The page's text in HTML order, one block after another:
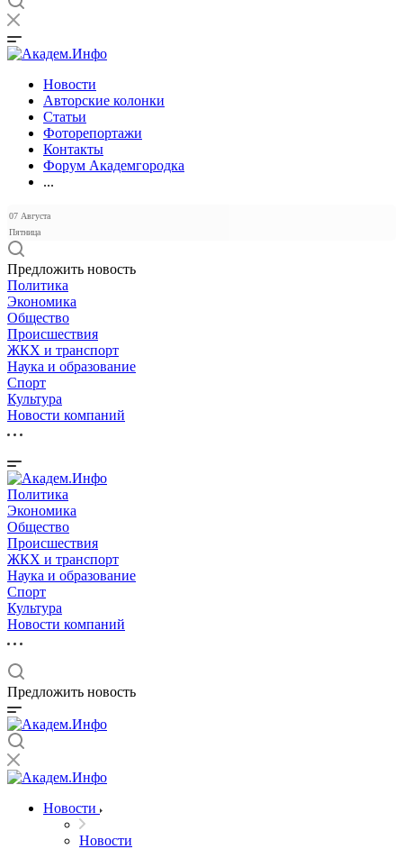
Новости
Авторские колонки
Статьи
Фоторепортажи
Контакты
Форум Академгородка
...
07 Августа
Пятница
Предложить новость
Политика
Экономика
Общество
Происшествия
ЖКХ и транспорт
Наука и образование
Спорт
Культура
Новости компаний
Политика
Экономика
Общество
Происшествия
ЖКХ и транспорт
Наука и образование
Спорт
Культура
Новости компаний
Предложить новость
Новости
Новости